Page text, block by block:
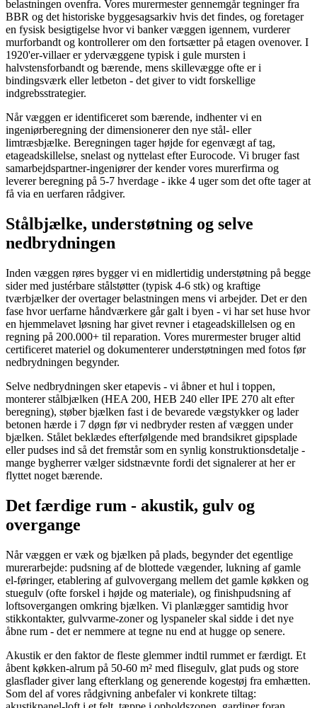
belastningen ovenfra. Vores murermester gennemgår tegninger fra
BBR og det historiske byggesagsarkiv hvis det findes, og foretager
en fysisk besigtigelse hvor vi banker væggen igennem, vurderer
murforbandt og kontrollerer om den fortsætter på etagen ovenover. I
1920'er-villaer er ydervæggene typisk i gule mursten i
halvstensforbandt og bærende, mens skillevægge ofte er i
bindingsværk eller letbeton - det giver to vidt forskellige
indgrebsstrategier.
Når væggen er identificeret som bærende, indhenter vi en
ingeniørberegning der dimensionerer den nye stål- eller
limtræsbjælke. Beregningen tager højde for egenvægt af tag,
etageadskillelse, snelast og nyttelast efter Eurocode. Vi bruger fast
samarbejdspartner-ingeniører der kender vores murerfirma og
leverer beregning på 5-7 hverdage - ikke 4 uger som det ofte tager at
få via en uerfaren rådgiver.
Stålbjælke, understøtning og selve
nedbrydningen
Inden væggen røres bygger vi en midlertidig understøtning på begge
sider med justérbare stålstøtter (typisk 4-6 stk) og kraftige
tværbjælker der overtager belastningen mens vi arbejder. Det er den
fase hvor uerfarne håndværkere går galt i byen - vi har set huse hvor
en hjemmelavet løsning har givet revner i etageadskillelsen og en
regning på 200.000+ til reparation. Vores murermester bruger altid
certificeret materiel og dokumenterer understøtningen med fotos før
nedbrydningen begynder.
Selve nedbrydningen sker etapevis - vi åbner et hul i toppen,
monterer stålbjælken (HEA 200, HEB 240 eller IPE 270 alt efter
beregning), støber bjælken fast i de bevarede vægstykker og lader
betonen hærde i 7 døgn før vi nedbryder resten af væggen under
bjælken. Stålet beklædes efterfølgende med brandsikret gipsplade
eller pudses ind så det fremstår som en synlig konstruktionsdetalje -
mange bygherrer vælger sidstnævnte fordi det signalerer at her er
flyttet noget bærende.
Det færdige rum - akustik, gulv og
overgange
Når væggen er væk og bjælken på plads, begynder det egentlige
murerarbejde: pudsning af de blottede vægender, lukning af gamle
el-føringer, etablering af gulvovergang mellem det gamle køkken og
stuegulv (ofte forskel i højde og materiale), og finishpudsning af
loftsovergangen omkring bjælken. Vi planlægger samtidig hvor
stikkontakter, gulvvarme-zoner og lyspaneler skal sidde i det nye
åbne rum - det er nemmere at tegne nu end at hugge op senere.
Akustik er den faktor de fleste glemmer indtil rummet er færdigt. Et
åbent køkken-alrum på 50-60 m² med flisegulv, glat puds og store
glasflader giver lang efterklang og generende kogestøj fra emhætten.
Som del af vores rådgivning anbefaler vi konkrete tiltag: